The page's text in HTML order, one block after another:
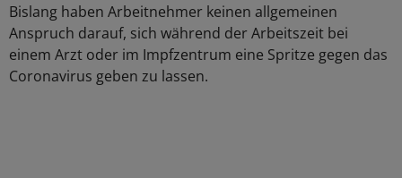
Bislang haben Arbeitnehmer keinen allgemeinen
Anspruch darauf, sich während der Arbeitszeit bei
einem Arzt oder im Impfzentrum eine Spritze gegen das
Coronavirus geben zu lassen.